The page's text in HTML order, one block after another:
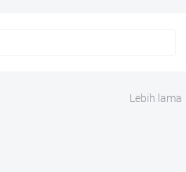
Lebih lama